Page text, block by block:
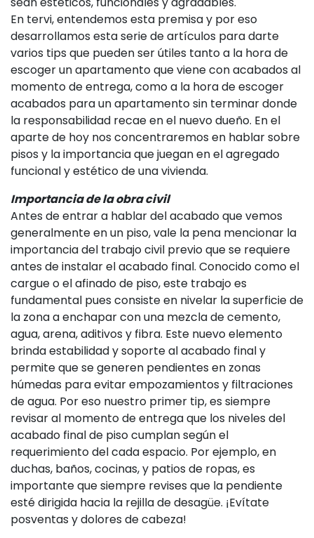
En tervi, entendemos esta premisa y por eso
desarrollamos esta serie de artículos para darte
varios tips que pueden ser útiles tanto a la hora de
escoger un apartamento que viene con acabados al
momento de entrega, como a la hora de escoger
acabados para un apartamento sin terminar donde
la responsabilidad recae en el nuevo dueño. En el
aparte de hoy nos concentraremos en hablar sobre
pisos y la importancia que juegan en el agregado
funcional y estético de una vivienda.
Importancia de la obra civil
Antes de entrar a hablar del acabado que vemos
generalmente en un piso, vale la pena mencionar la
importancia del trabajo civil previo que se requiere
antes de instalar el acabado final. Conocido como el
cargue o el afinado de piso, este trabajo es
fundamental pues consiste en nivelar la superficie de
la zona a enchapar con una mezcla de cemento,
agua, arena, aditivos y fibra. Este nuevo elemento
brinda estabilidad y soporte al acabado final y
permite que se generen pendientes en zonas
húmedas para evitar empozamientos y filtraciones
de agua. Por eso nuestro primer tip, es siempre
revisar al momento de entrega que los niveles del
acabado final de piso cumplan según el
requerimiento del cada espacio. Por ejemplo, en
duchas, baños, cocinas, y patios de ropas, es
importante que siempre revises que la pendiente
esté dirigida hacia la rejilla de desagüe. ¡Evítate
posventas y dolores de cabeza!